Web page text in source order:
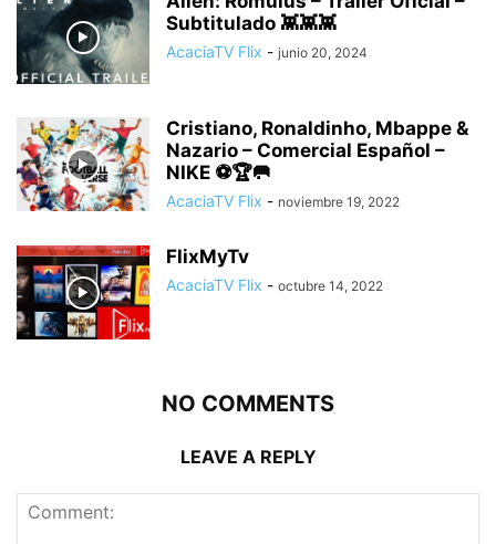
Subtitulado 👾👾👾
AcaciaTV Flix - junio 20, 2024
Cristiano, Ronaldinho, Mbappe &
Nazario – Comercial Español –
NIKE ⚽🏆🥅
AcaciaTV Flix - noviembre 19, 2022
FlixMyTv
AcaciaTV Flix - octubre 14, 2022
NO COMMENTS
LEAVE A REPLY